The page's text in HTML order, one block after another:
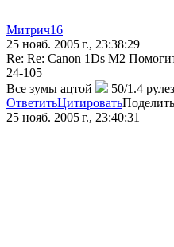
Митрич16
25 нояб. 2005 г., 23:38:29
Re: Re: Canon 1Ds M2
24-105
Все зумы ацтой
50/1.4 рулез
ОтветитьЦитировать
25 нояб. 2005 г., 23:40:31